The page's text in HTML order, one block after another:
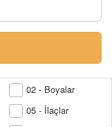
02 - Boyalar
05 - İlaçlar